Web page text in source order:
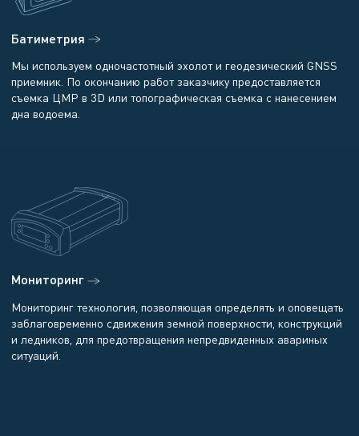
Батиметрия
Мы используем одночастотный эхолот и геодезический GNSS
приемник. По окончанию работ заказчику предоставляется
съемка ЦМР в 3D или топографическая съемка с нанесением
дна водоема.
Мониторинг
Мониторинг технология, позволяющая определять и оповещать
заблаговременно сдвижения земной поверхности, конструкций
и ледников, для предотвращения непредвиденных авариных
ситуаций.